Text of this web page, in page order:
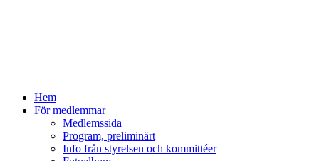
Hem
För medlemmar
Medlemssida
Program, preliminärt
Info från styrelsen och kommittéer